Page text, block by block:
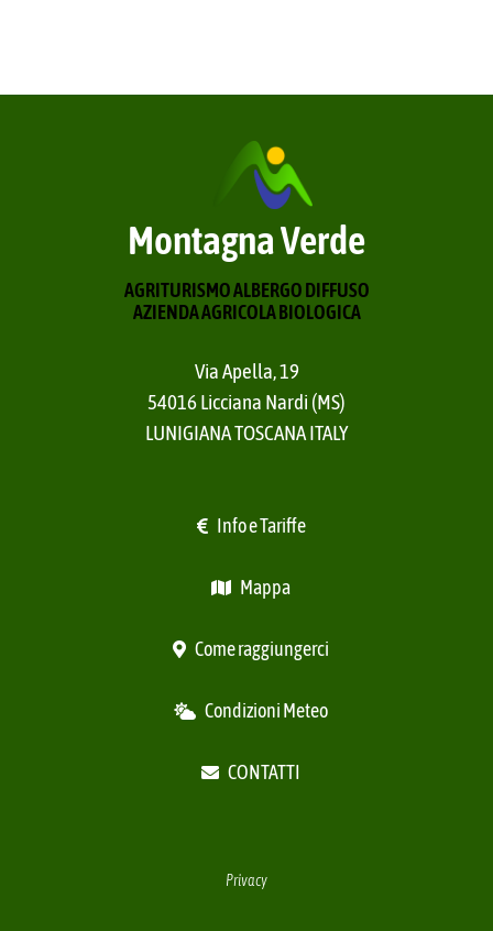
Montagna Verde
AGRITURISMO ALBERGO DIFFUSO
AZIENDA AGRICOLA BIOLOGICA
Via Apella, 19
54016 Licciana Nardi (MS)
LUNIGIANA TOSCANA ITALY
Info e Tariffe
Mappa
Come raggiungerci
Condizioni Meteo
CONTATTI
Privacy